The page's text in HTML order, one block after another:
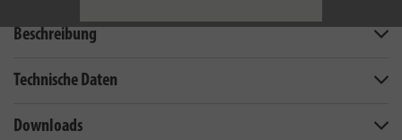
Beschreibung
Technische Daten
Downloads